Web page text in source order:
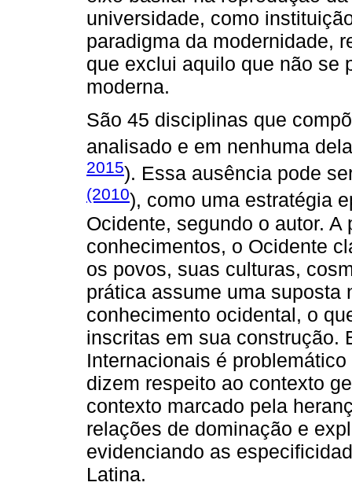
universidade, como
paradigma da modernidade,
que exclui aquilo que não se
moderna.
São 45 disciplinas que
analisado e em nenhuma
2015). Essa ausência pode
(2010), como uma estratégia
Ocidente, segundo o autor.
conhecimentos, o Ocidente
os povos, suas culturas,
prática assume uma suposta
conhecimento ocidental, o
inscritas em sua construção.
Internacionais é
dizem respeito ao contexto
contexto marcado pela
relações de dominação e
evidenciando as
Latina.